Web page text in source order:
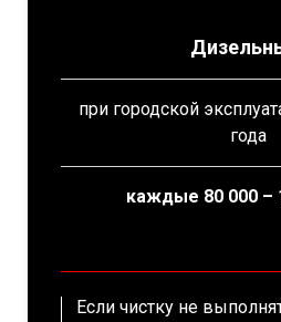
при городской
года
каждые 80 000 –
Если чистку не